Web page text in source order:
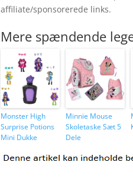
affiliate/sponsorerede links.
Mere spændende
Monster High
Surprise Potions
Mini Dukke
Minnie Mouse
Skoletaske Sæt 5
Dele